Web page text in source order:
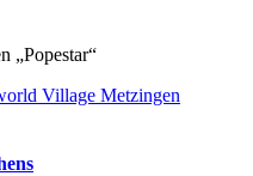
„Popestar“